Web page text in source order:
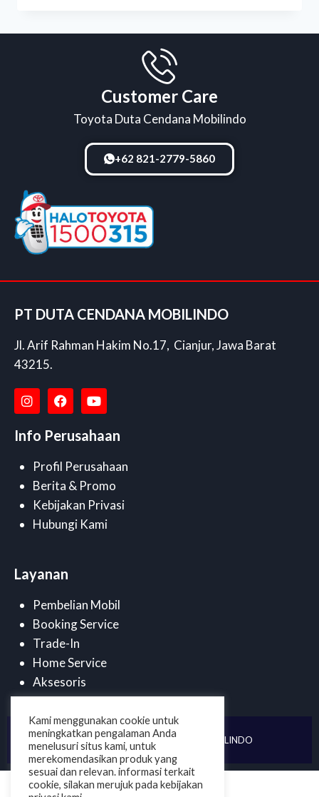
Customer Care
Toyota Duta Cendana Mobilindo
+62 821-2779-5860
PT DUTA CENDANA MOBILINDO
Jl. Arif Rahman Hakim No.17, Cianjur, Jawa Barat
43215.
Info Perusahaan
Profil Perusahaan
Berita & Promo
Kebijakan Privasi
Hubungi Kami
Layanan
Pembelian Mobil
Booking Service
Trade-In
Home Service
Aksesoris
©2025 . PT DUTA CENDANA MOBILINDO
Kami menggunakan cookie untuk
meningkatkan pengalaman Anda
menelusuri situs kami, untuk
merekomendasikan produk yang
sesuai dan relevan. informasi terkait
cookie, silakan merujuk pada kebijakan